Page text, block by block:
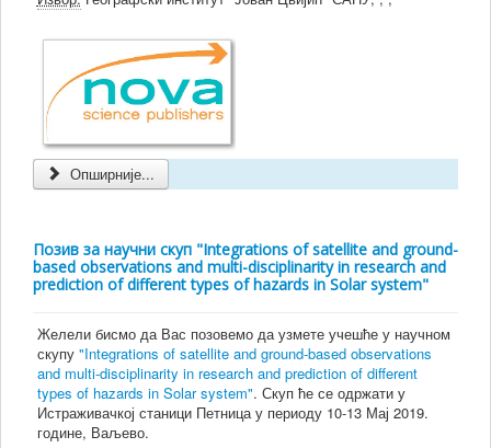
Опширније...
Позив за научни скуп "Integrations of satellite and ground-
based observations and multi-disciplinarity in research and
prediction of different types of hazards in Solar system"
Желели бисмо да Вас позовемо да узмете учешће у научном
скупу "Integrations of satellite and ground-based observations
and multi-disciplinarity in research and prediction of different
types of hazards in Solar system". Скуп ће се одржати у
Истраживачкој станици Петница у периоду 10-13 Мај 2019.
године, Ваљево.